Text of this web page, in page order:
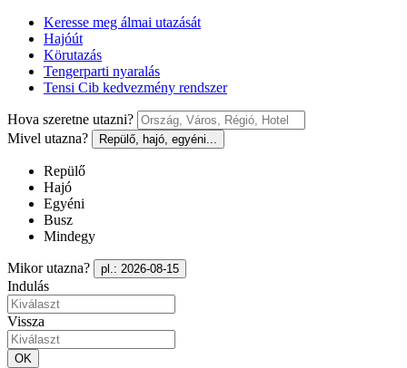
Keresse meg álmai utazását
Hajóút
Körutazás
Tengerparti nyaralás
Tensi Cib kedvezmény rendszer
Hova szeretne utazni?
Mivel utazna?
Repülő, hajó, egyéni...
Repülő
Hajó
Egyéni
Busz
Mindegy
Mikor utazna? pl.: 2026-08-15
Indulás
Vissza
OK